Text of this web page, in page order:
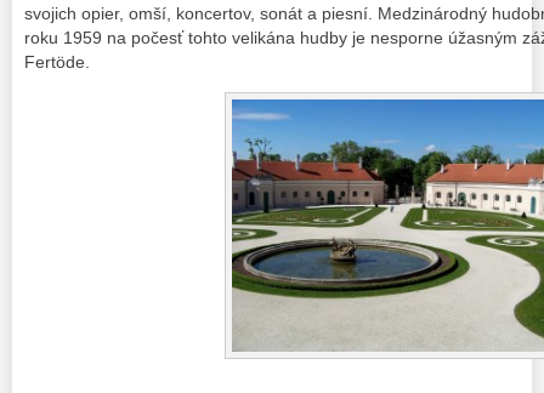
svojich opier, omší, koncertov, sonát a piesní. Medzinárodný
roku 1959 na počesť tohto velikána hudby je nesporne úžasným
Fertöde.